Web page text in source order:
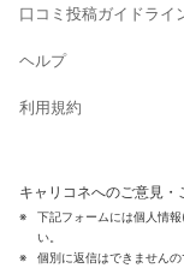
口コミ投稿ガイドライ
ヘルプ
利用規約
キャリコネへのご意見・
下記フォームには個人情
い。
個別に返信はできませんの